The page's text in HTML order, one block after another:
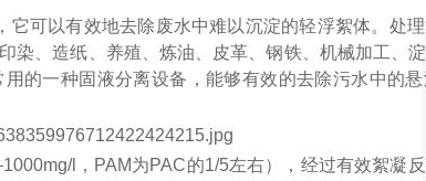
可以有效地去除废水中难以沉淀的轻浮絮体。处
染、造纸、养殖、炼油、皮革、钢铁、机械加工、淀
的一种固液分离设备，能够有效的去除污水中的悬
l，PAM为PAC的1/5左右），经过有效絮凝反